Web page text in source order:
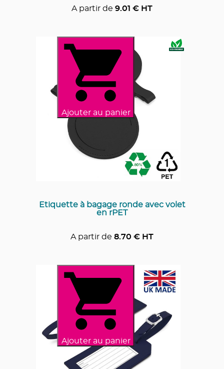
A partir de 9.01 € HT
Ajouter au panier
Etiquette à bagage ronde avec volet
en rPET
A partir de 8.70 € HT
Ajouter au panier